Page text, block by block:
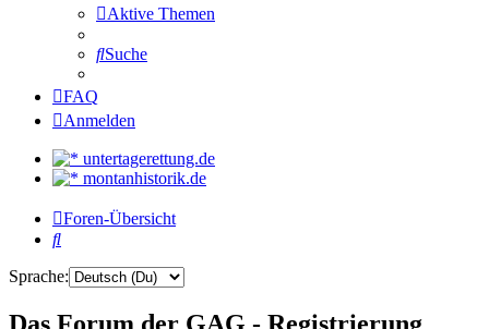
Aktive Themen
Suche
FAQ
Anmelden
untertagerettung.de
montanhistorik.de
Foren-Übersicht
Suche
Sprache:
Das Forum der GAG - Registrierung